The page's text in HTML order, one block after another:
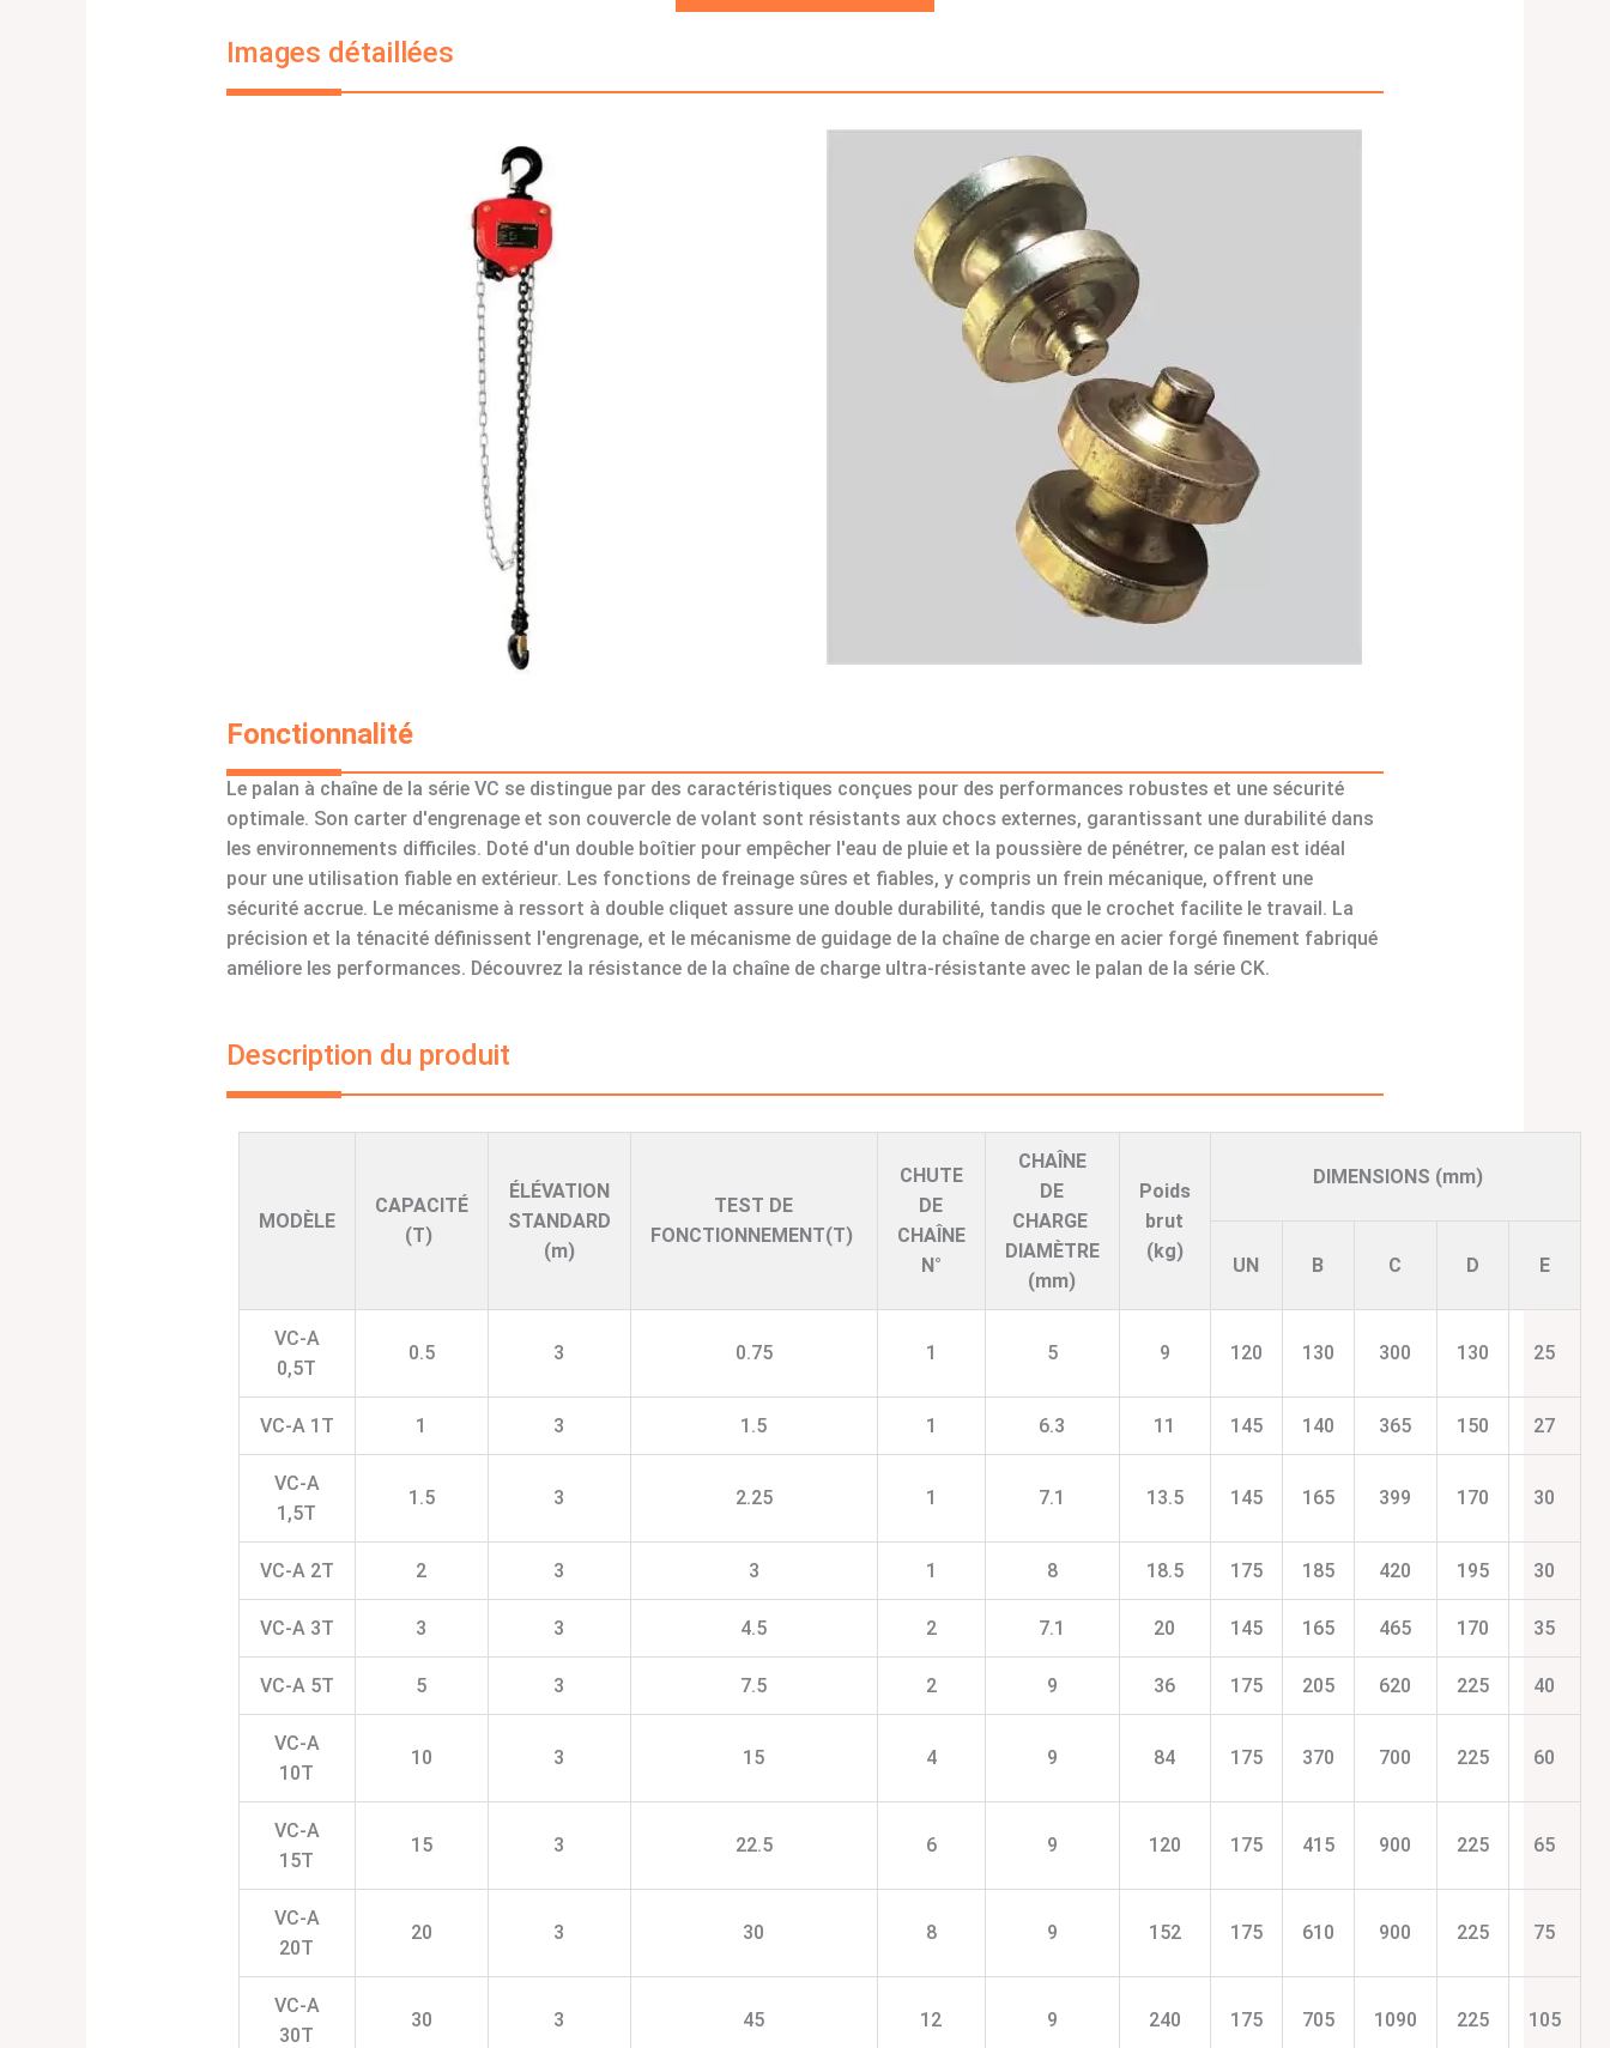
Images détaillées
Fonctionnalité
Le palan à chaîne de la série VC se distingue par des caractéristiques conçues pour des performances robustes et une sécurité
optimale. Son carter d'engrenage et son couvercle de volant sont résistants aux chocs externes, garantissant une durabilité dans
les environnements difficiles. Doté d'un double boîtier pour empêcher l'eau de pluie et la poussière de pénétrer, ce palan est idéal
pour une utilisation fiable en extérieur. Les fonctions de freinage sûres et fiables, y compris un frein mécanique, offrent une
sécurité accrue. Le mécanisme à ressort à double cliquet assure une double durabilité, tandis que le crochet facilite le travail. La
précision et la ténacité définissent l'engrenage, et le mécanisme de guidage de la chaîne de charge en acier forgé finement fabriqué
améliore les performances. Découvrez la résistance de la chaîne de charge ultra-résistante avec le palan de la série CK.
Description du produit
MODÈLE
CAPACITÉ
(T)
ÉLÉVATION
STANDARD
(m)
TEST DE
FONCTIONNEMENT(T)
CHUTE
DE
CHAÎNE
N°
CHAÎNE
DE
CHARGE
DIAMÈTRE
(mm)
Poids
brut
(kg)
DIMENSIONS (mm)
UN B C D E
VC-A
0,5T
0.5 3 0.75 1 5 9 120 130 300 130 25
VC-A 1T 1 3 1.5 1 6.3 11 145 140 365 150 27
VC-A
1,5T
1.5 3 2.25 1 7.1 13.5 145 165 399 170 30
VC-A 2T 2 3 3 1 8 18.5 175 185 420 195 30
VC-A 3T 3 3 4.5 2 7.1 20 145 165 465 170 35
VC-A 5T 5 3 7.5 2 9 36 175 205 620 225 40
VC-A
10T
10 3 15 4 9 84 175 370 700 225 60
VC-A
15T
15 3 22.5 6 9 120 175 415 900 225 65
VC-A
20T
20 3 30 8 9 152 175 610 900 225 75
VC-A
30T
30 3 45 12 9 240 175 705 1090 225 105